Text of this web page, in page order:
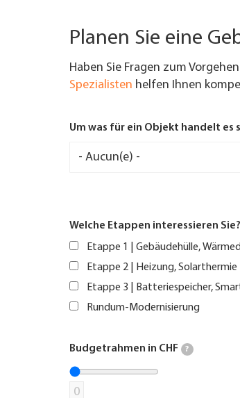
Planen Sie eine
Haben Sie Fragen zum
Spezialisten helfen Ihnen
Um was für ein Objekt handelt es
Welche Etappen interessieren Sie?
Etappe 1 | Gebäudehülle,
Etappe 2 | Heizung, Solarthermie
Etappe 3 | Batteriespeicher,
Rundum-Modernisierung
Budgetrahmen in CHF ?
0